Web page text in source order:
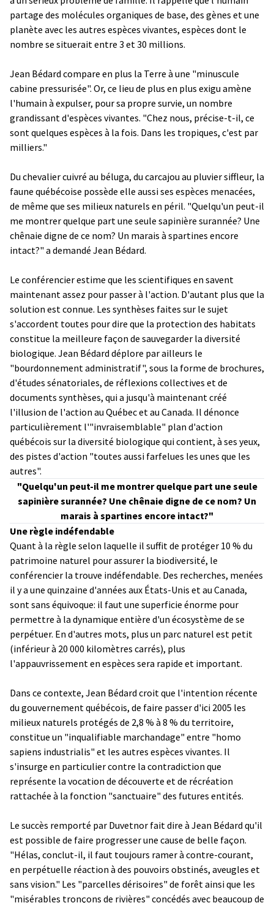
partage des molécules organiques de base, des gènes et une
planète avec les autres espèces vivantes, espèces dont le
nombre se situerait entre 3 et 30 millions.
Jean Bédard compare en plus la Terre à une "minuscule
cabine pressurisée". Or, ce lieu de plus en plus exigu amène
l'humain à expulser, pour sa propre survie, un nombre
grandissant d'espèces vivantes. "Chez nous, précise-t-il, ce
sont quelques espèces à la fois. Dans les tropiques, c'est par
milliers."
Du chevalier cuivré au béluga, du carcajou au pluvier siffleur, la
faune québécoise possède elle aussi ses espèces menacées,
de même que ses milieux naturels en péril. "Quelqu'un peut-il
me montrer quelque part une seule sapinière surannée? Une
chênaie digne de ce nom? Un marais à spartines encore
intact?" a demandé Jean Bédard.
Le conférencier estime que les scientifiques en savent
maintenant assez pour passer à l'action. D'autant plus que la
solution est connue. Les synthèses faites sur le sujet
s'accordent toutes pour dire que la protection des habitats
constitue la meilleure façon de sauvegarder la diversité
biologique. Jean Bédard déplore par ailleurs le
"bourdonnement administratif", sous la forme de brochures,
d'études sénatoriales, de réflexions collectives et de
documents synthèses, qui a jusqu'à maintenant créé
l'illusion de l'action au Québec et au Canada. Il dénonce
particulièrement l'"invraisemblable" plan d'action
québécois sur la diversité biologique qui contient, à ses yeux,
des pistes d'action "toutes aussi farfelues les unes que les
autres".
"Quelqu'un peut-il me montrer quelque part une seule
sapinière surannée? Une chênaie digne de ce nom? Un
marais à spartines encore intact?"
Une règle indéfendable
Quant à la règle selon laquelle il suffit de protéger 10 % du
patrimoine naturel pour assurer la biodiversité, le
conférencier la trouve indéfendable. Des recherches, menées
il y a une quinzaine d'années aux États-Unis et au Canada,
sont sans équivoque: il faut une superficie énorme pour
permettre à la dynamique entière d'un écosystème de se
perpétuer. En d'autres mots, plus un parc naturel est petit
(inférieur à 20 000 kilomètres carrés), plus
l'appauvrissement en espèces sera rapide et important.
Dans ce contexte, Jean Bédard croit que l'intention récente
du gouvernement québécois, de faire passer d'ici 2005 les
milieux naturels protégés de 2,8 % à 8 % du territoire,
constitue un "inqualifiable marchandage" entre "homo
sapiens industrialis" et les autres espèces vivantes. Il
s'insurge en particulier contre la contradiction que
représente la vocation de découverte et de récréation
rattachée à la fonction "sanctuaire" des futures entités.
Le succès remporté par Duvetnor fait dire à Jean Bédard qu'il
est possible de faire progresser une cause de belle façon.
"Hélas, conclut-il, il faut toujours ramer à contre-courant,
en perpétuelle réaction à des pouvoirs obstinés, aveugles et
sans vision." Les "parcelles dérisoires" de forêt ainsi que les
"misérables tronçons de rivières" concédés avec beaucoup de